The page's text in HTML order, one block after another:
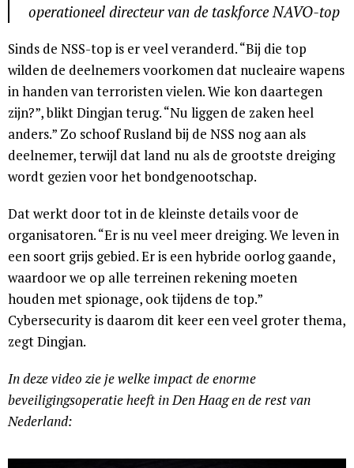
operationeel directeur van de taskforce NAVO-top
Sinds de NSS-top is er veel veranderd. “Bij die top
wilden de deelnemers voorkomen dat nucleaire wapens
in handen van terroristen vielen. Wie kon daartegen
zijn?”, blikt Dingjan terug. “Nu liggen de zaken heel
anders.” Zo schoof Rusland bij de NSS nog aan als
deelnemer, terwijl dat land nu als de grootste dreiging
wordt gezien voor het bondgenootschap.
Dat werkt door tot in de kleinste details voor de
organisatoren. “Er is nu veel meer dreiging. We leven in
een soort grijs gebied. Er is een hybride oorlog gaande,
waardoor we op alle terreinen rekening moeten
houden met spionage, ook tijdens de top.”
Cybersecurity is daarom dit keer een veel groter thema,
zegt Dingjan.
In deze video zie je welke impact de enorme
beveiligingsoperatie heeft in Den Haag en de rest van
Nederland: